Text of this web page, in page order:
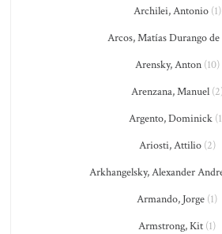
Archilei, Antonio(1)
Arcos, Matías Durango de
Arensky, Anton(10)
Arenzana, Manuel
Argento, Dominick
Ariosti, Attilio(2)
Arkhangelsky, Alexander
Armando, Jorge (1)
Armstrong, Kit (1)